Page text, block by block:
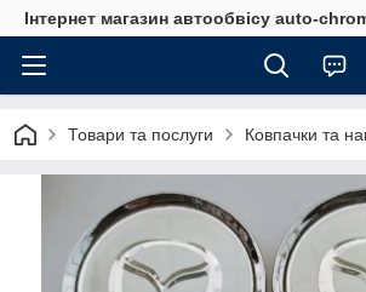
Інтернет магазин автообвісу auto-
Товари та послуги Ковпачки та